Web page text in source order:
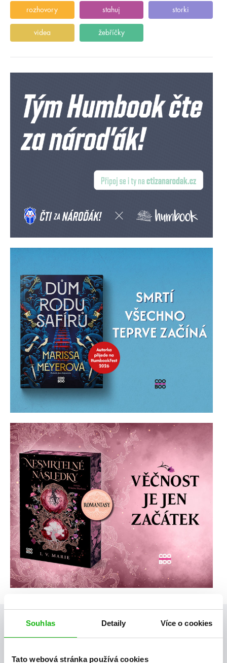
Souhlas Detaily Více o cookies
Tato webová stránka používá cookies
rozhovory stahuj storki
videa žebříčky
Posty, které by tě mohly zajímat
videa